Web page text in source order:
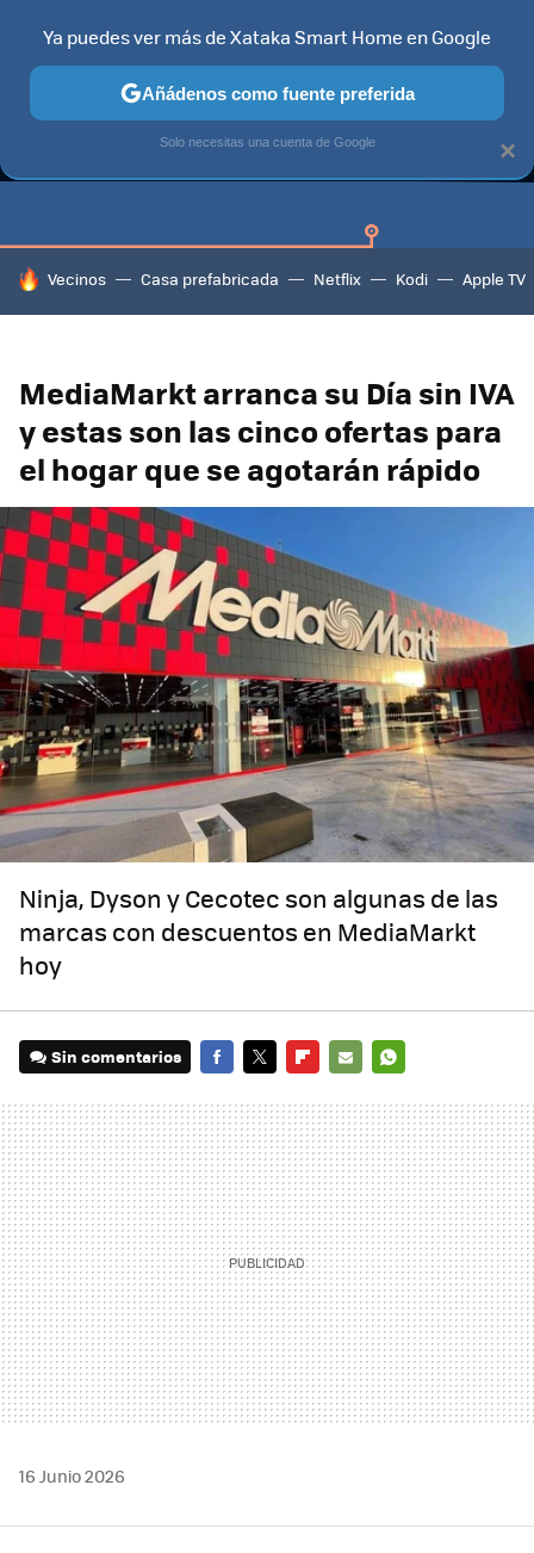
GUÍAS DE COMPRA CAZANDO GANGAS OFERTAS EN
HOY SE HABLA DE
Vecinos Casa prefabricada Netflix Kodi Apple TV
MediaMarkt arranca su Día sin IVA
y estas son las cinco ofertas para
el hogar que se agotarán rápido
Ninja, Dyson y Cecotec son algunas de las
marcas con descuentos en MediaMarkt
hoy
Sin comentarios
MAIL
16 Junio 2026
×
Ya puedes ver más de Xataka Smart Home en Google
Añádenos como fuente preferida
Solo necesitas una cuenta de Google